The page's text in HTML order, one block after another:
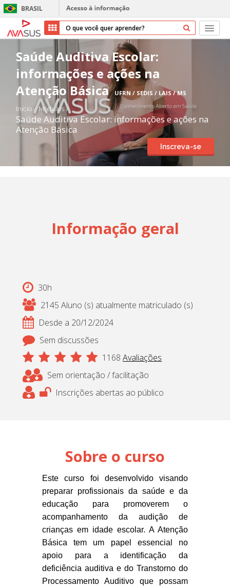
Início
Cursos
Parceiros
Sobre nós
Transparência
Entrar
Saúde Auditiva Escolar:
informações e ações na
Atenção Básica UFRN / SEDIS / LAIS / MS
Início / Módulos/
Saúde Auditiva Escolar: informações e ações na
Atenção Básica
Inscreva-se
Informação geral
30h
2145 Aluno (s) atualmente matriculado (s)
Desde a 20/12/2024
Sem discussões
1168 Avaliações
Sem orientação / facilitação
Inscrições abertas ao público
Sobre o curso
Este curso foi desenvolvido visando
preparar profissionais da saúde e da
educação para promoverem o
acompanhamento da audição de
crianças em idade escolar. A Atenção
Básica tem um papel essencial no
apoio para a identificação da
deficiência auditiva e do Transtorno do
Processamento Auditivo que possam